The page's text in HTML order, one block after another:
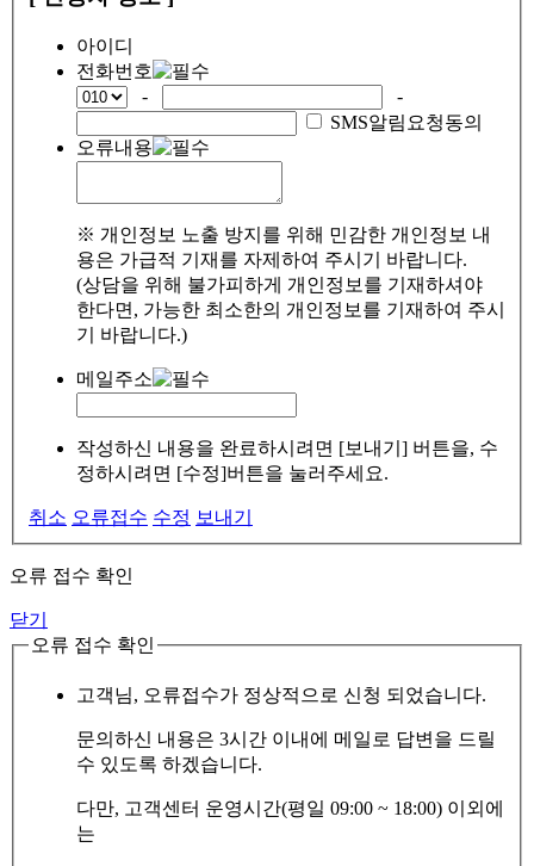
아이디
전화번호
-
-
SMS알림요청동의
오류내용
※ 개인정보 노출 방지를 위해 민감한 개인정보 내
용은 가급적 기재를 자제하여 주시기 바랍니다.
(상담을 위해 불가피하게 개인정보를 기재하셔야
한다면, 가능한 최소한의 개인정보를 기재하여 주시
기 바랍니다.)
메일주소
작성하신 내용을 완료하시려면 [보내기] 버튼을, 수
정하시려면 [수정]버튼을 눌러주세요.
취소 오류접수 수정 보내기
오류 접수 확인
닫기
오류 접수 확인
고객님, 오류접수가 정상적으로 신청 되었습니다.
문의하신 내용은 3시간 이내에 메일로 답변을 드릴
수 있도록 하겠습니다.
다만, 고객센터 운영시간(평일 09:00 ~ 18:00) 이외에
는